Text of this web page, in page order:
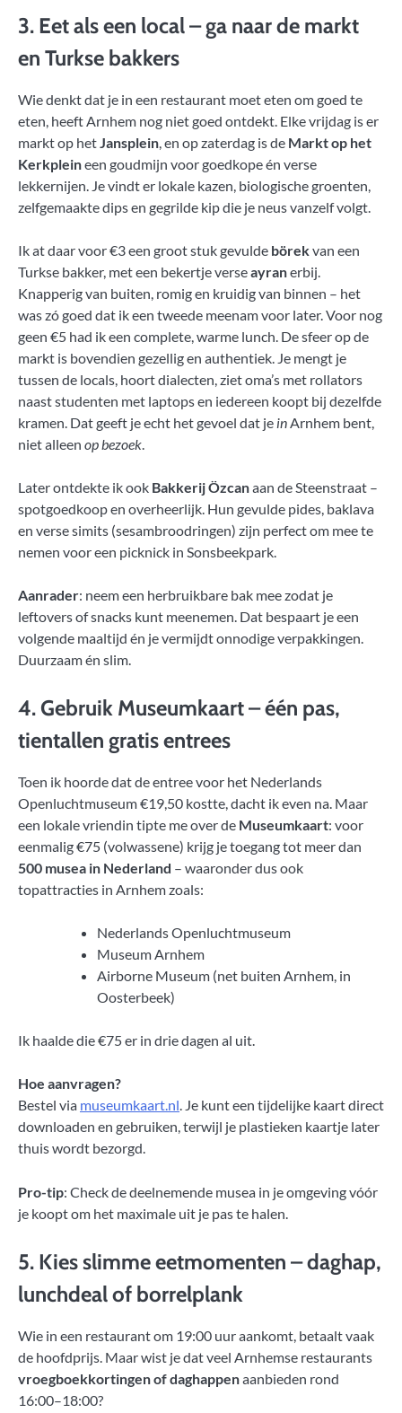
3. Eet als een local – ga naar de markt
en Turkse bakkers
Wie denkt dat je in een restaurant moet eten om goed te
eten, heeft Arnhem nog niet goed ontdekt. Elke vrijdag is er
markt op het Jansplein , en op zaterdag is de Markt op het
Kerkpleineen goudmijn voor goedkope én verse
lekkernijen. Je vindt er lokale kazen, biologische groenten,
zelfgemaakte dips en gegrilde kip die je neus vanzelf volgt.
Ik at daar voor €3 een groot stuk gevulde börekvan een
Turkse bakker, met een bekertje verseayranerbij.
Knapperig van buiten, romig en kruidig van binnen – het
was zó goed dat ik een tweede meenam voor later. Voor nog
geen €5 had ik een complete, warme lunch. De sfeer op de
markt is bovendien gezellig en authentiek. Je mengt je
tussen de locals, hoort dialecten, ziet oma’s met rollators
naast studenten met laptops en iedereen koopt bij dezelfde
kramen. Dat geeft je echt het gevoel dat je inArnhem bent,
niet alleen op bezoek.
Later ontdekte ik ook Bakkerij Özcanaan de Steenstraat –
spotgoedkoop en overheerlijk. Hun gevulde pides, baklava
en verse simits (sesambroodringen) zijn perfect om mee te
nemen voor een picknick in Sonsbeekpark.
Aanrader: neem een herbruikbare bak mee zodat je
leftovers of snacks kunt meenemen. Dat bespaart je een
volgende maaltijd én je vermijdt onnodige verpakkingen.
Duurzaam én slim.
4. Gebruik Museumkaart – één pas,
tientallen gratis entrees
Toen ik hoorde dat de entree voor het Nederlands
Openluchtmuseum €19,50 kostte, dacht ik even na. Maar
een lokale vriendin tipte me over de Museumkaart: voor
eenmalig €75 (volwassene) krijg je toegang tot meer dan
500 musea in Nederland – waaronder dus ook
topattracties in Arnhem zoals:
Nederlands Openluchtmuseum
Museum Arnhem
Airborne Museum (net buiten Arnhem, in
Oosterbeek)
Ik haalde die €75 er in drie dagen al uit.
Hoe aanvragen?
Bestel via museumkaart.nl. Je kunt een tijdelijke kaart direct
downloaden en gebruiken, terwijl je plastieken kaartje later
thuis wordt bezorgd.
Pro-tip: Check de deelnemende musea in je omgeving vóór
je koopt om het maximale uit je pas te halen.
5. Kies slimme eetmomenten – daghap,
lunchdeal of borrelplank
Wie in een restaurant om 19:00 uur aankomt, betaalt vaak
de hoofdprijs. Maar wist je dat veel Arnhemse restaurants
vroegboekkortingen of daghappenaanbieden rond
16:00–18:00?